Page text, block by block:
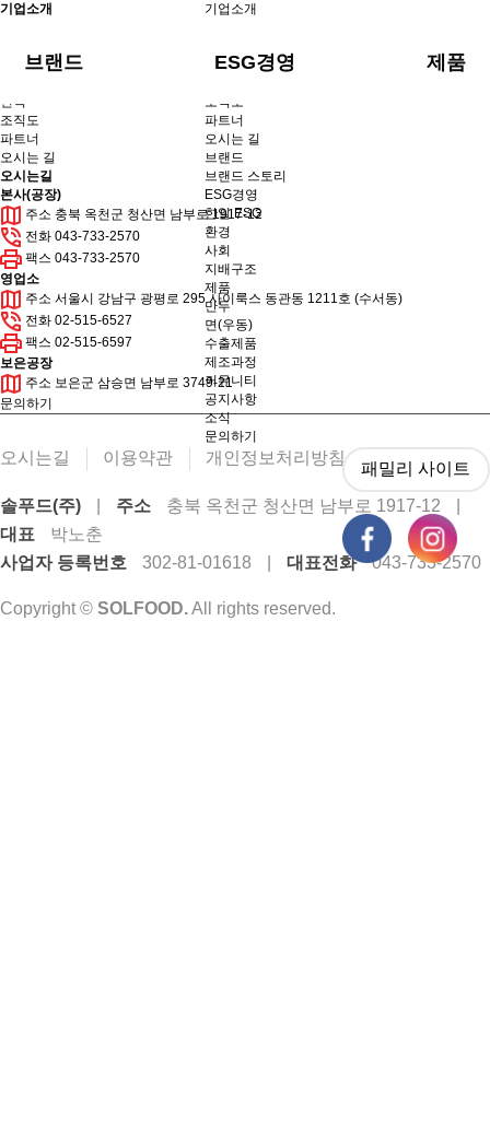
브랜드 ESG경영 제품
기업소개
CI소개
조직도
파트너
오시는 길
브랜드
브랜드 스토리
ESG경영
한일 ESG
환경
사회
지배구조
제품
만두
면(우동)
수출제품
제조과정
커뮤니티
공지사항
소식
문의하기
기업소개
경영이념
연혁
조직도
파트너
오시는 길
오시는길
본사(공장)
주소 충북 옥천군 청산면 남부로 1917-12
전화 043-733-2570
팩스 043-733-2570
영업소
주소 서울시 강남구 광평로 295 사이룩스 동관동 1211호 (수서동)
전화 02-515-6527
팩스 02-515-6597
보은공장
주소 보은군 삼승면 남부로 3749-21
문의하기
오시는길 이용약관 개인정보처리방침
솔푸드(주) 주소 충북 옥천군 청산면 남부로 1917-12
대표
박노춘
사업자 등록번호
302-81-01618 대표전화 043-733-2570
Copyright © SOLFOOD.All rights reserved.
패밀리 사이트